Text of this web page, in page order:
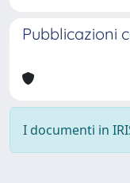
Pubblicazioni
I documenti in